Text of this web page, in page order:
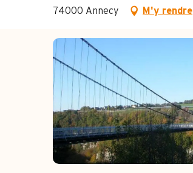
74000 Annecy
M'y rendre